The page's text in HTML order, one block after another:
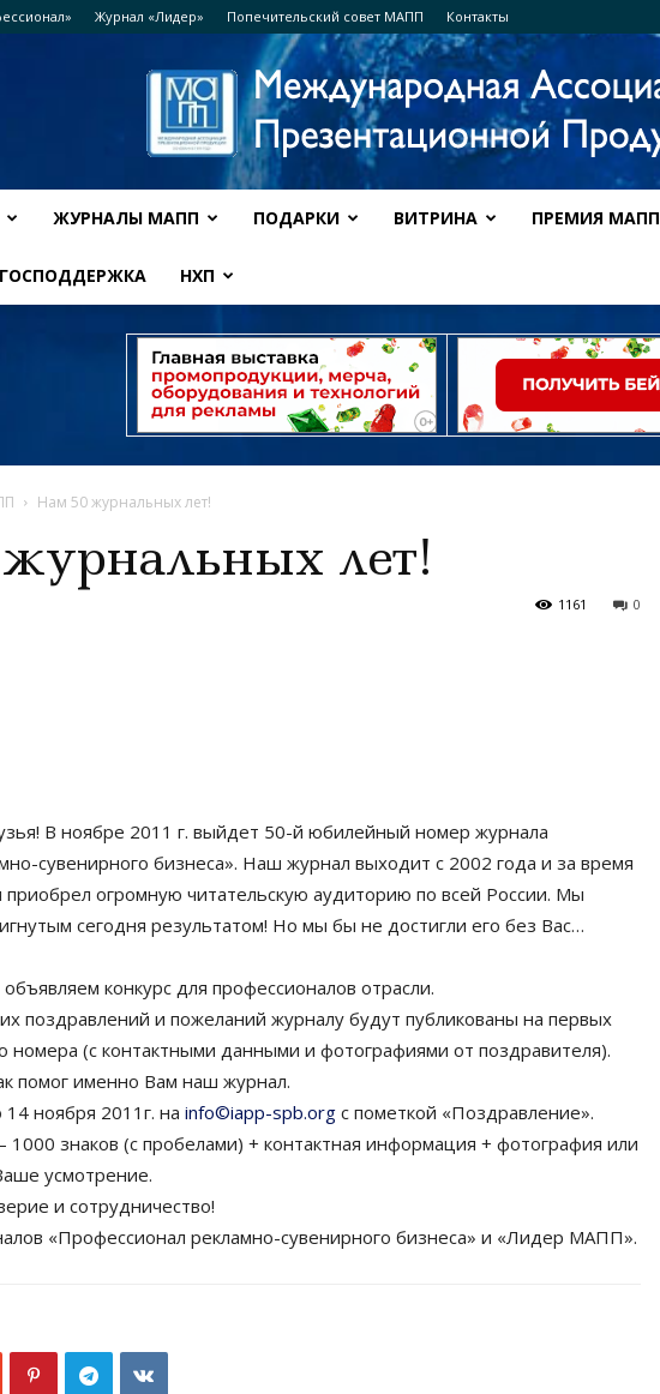
Журнал «Лидер» Попечительский совет МАПП Контакты
ЖУРНАЛЫ МАПП ПОДАРКИ ВИТРИНА ПРЕМИЯ МАПП
ГОСПОДДЕРЖКА НХП
Нам 50 журнальных лет!
лет!
0
1161
В ноябре 2011 г. выйдет 50-й юбилейный номер журнала
сувенирного бизнеса». Наш журнал выходит с 2002 года и за время
приобрел огромную читательскую аудиторию по всей России. Мы
сегодня результатом! Но мы бы не достигли его без Вас…
конкурс для профессионалов отрасли.
поздравлений и пожеланий журналу будут публикованы на первых
номера (с контактными данными и фотографиями от поздравителя).
помог именно Вам наш журнал.
ноября 2011г. на info©iapp-spb.org с пометкой «Поздравление».
знаков (с пробелами) + контактная информация + фотография или
усмотрение.
и сотрудничество!
«Профессионал рекламно-сувенирного бизнеса» и «Лидер МАПП».